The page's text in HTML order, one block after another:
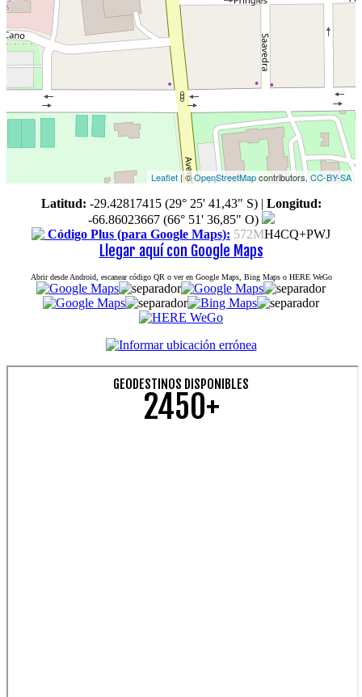
Leaflet | ©OpenStreetMapcontributors, CC-BY-SA
Latitud: -29.42817415 (29° 25' 41,43" S)| Longitud:
-66.86023667 (66° 51' 36,85" O)
Código Plus (para Google Maps): 572MH4CQ+PWJ
Llegar aquí con Google Maps
Abrir desde Android, escanear código QR o ver en Google Maps, Bing Maps o HERE WeGo
GEODESTINOS DISPONIBLES
2450+